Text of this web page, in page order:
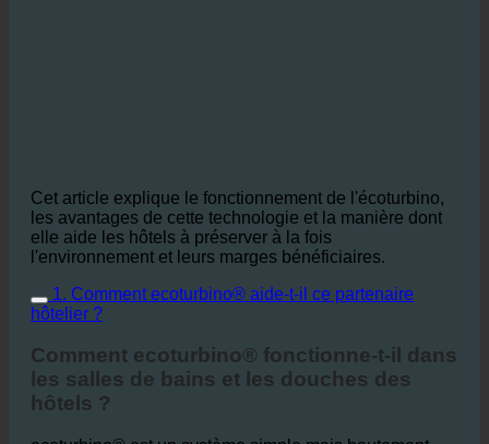
Cet article explique le fonctionnement de l'écoturbino,
les avantages de cette technologie et la manière dont
elle aide les hôtels à préserver à la fois
l'environnement et leurs marges bénéficiaires.
1. Comment ecoturbino® aide-t-il ce partenaire
hôtelier ?
Comment ecoturbino® fonctionne-t-il dans
les salles de bains et les douches des